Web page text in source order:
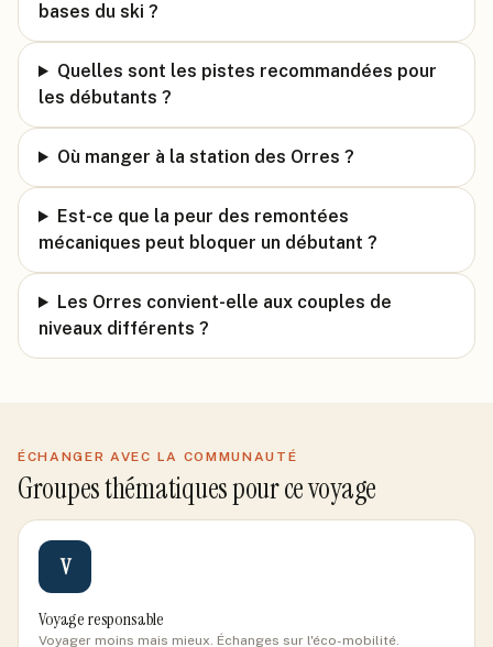
bases du ski ?
Quelles sont les pistes recommandées pour
les débutants ?
Où manger à la station des Orres ?
Est-ce que la peur des remontées
mécaniques peut bloquer un débutant ?
Les Orres convient-elle aux couples de
niveaux différents ?
ÉCHANGER AVEC LA COMMUNAUTÉ
Groupes thématiques pour ce voyage
V
Voyage responsable
Voyager moins mais mieux. Échanges sur l'éco-mobilité.